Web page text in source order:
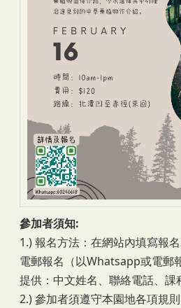
參加者須知:
1.) 報名方法：在網站內填寫報
電郵報名（以Whatsapp或電郵
提供：中文姓名、聯絡電話、課
2.) 參加者須遵守本園地各項規